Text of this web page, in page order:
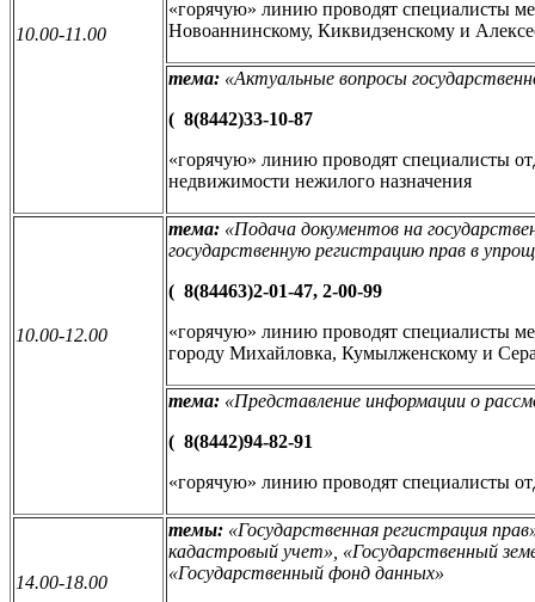
10.00-11.00
«горячую» линию проводят специалисты
Новоаннинскому, Киквидзенскому и
тема: «Актуальные вопросы
( 8(8442)33-10-87
«горячую» линию проводят специалисты
недвижимости нежилого назначения
10.00-12.00
тема: «Подача документов на
государственную регистрацию прав в
( 8(84463)2-01-47, 2-00-99
«горячую» линию проводят специалисты
городу Михайловка, Кумылженскому и
тема: «Представление информации о
( 8(8442)94-82-91
«горячую» линию проводят специалисты
14.00-18.00
темы: «Государственная регистрация
кадастровый учет», «Государственный
«Государственный фонд данных»